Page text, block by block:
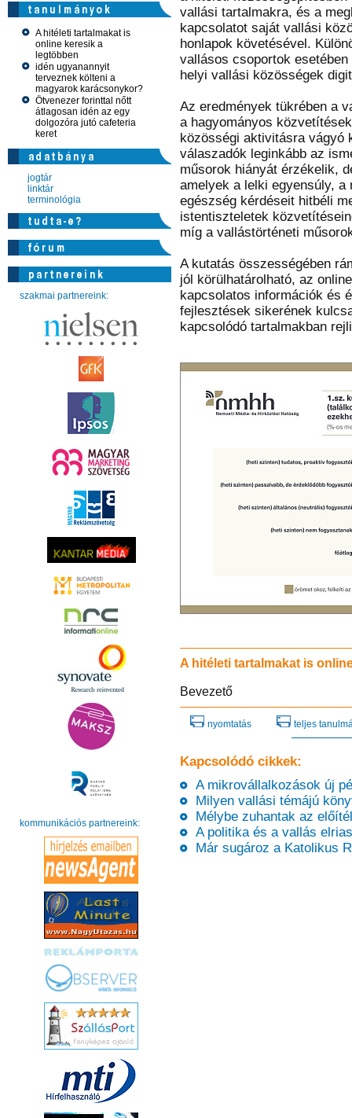
A hitéleti tartalmakat is
online keresik a
legtöbben
idén ugyanannyit
terveznek költeni a
magyarok karácsonykor?
Ötvenezer forinttal nőtt
átlagosan idén az egy
dolgozóra jutó cafeteria
keret
jogtár
linktár
terminológia
szakmai partnereink:
kommunikációs partnereink:
vallási tartalmakra, és a
kapcsolatot saját vallási
honlapok követésével.
vallásos csoportok
helyi vallási közösségek
Az eredmények tükrében a
a hagyományos
közösségi aktivitásra vágyó
válaszadók leginkább az
műsorok hiányát érzékelik,
amelyek a lelki egyensúly,
egészség kérdéseit hitbéli
istentiszteletek
míg a vallástörténeti
A kutatás összességében
jól körülhatárolható, az
kapcsolatos információk és
fejlesztések sikerének
kapcsolódó tartalmakban
A hitéleti tartalmakat is
Bevezető
nyomtatás teljes
Kapcsolódó cikkek:
A mikrovállalkozások új
Milyen vallási témájú
Mélybe zuhantak az
A politika és a vallás
Már sugároz a Katolikus